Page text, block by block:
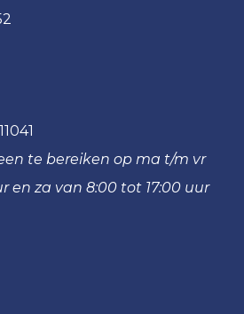
te bereiken op ma t/m vr
en za van 8:00 tot 17:00 uur